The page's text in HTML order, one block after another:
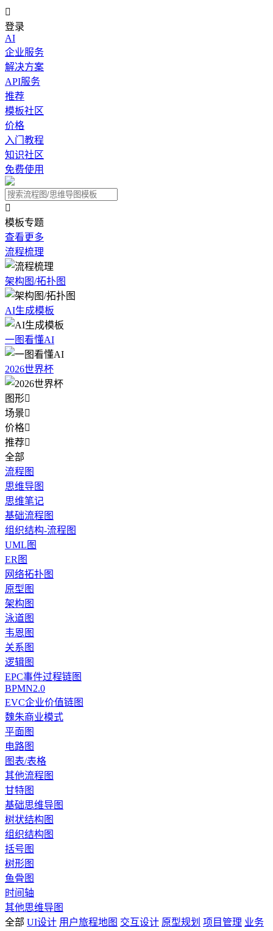

登录
AI
企业服务
解决方案
API服务
推荐
模板社区
价格
入门教程
知识社区
免费使用

模板专题
查看更多
流程梳理
架构图/拓扑图
AI生成模板
一图看懂AI
2026世界杯
图形
场景
价格
推荐
全部
流程图
思维导图
思维笔记
基础流程图
组织结构-流程图
UML图
ER图
网络拓扑图
原型图
架构图
泳道图
韦恩图
关系图
逻辑图
EPC事件过程链图
BPMN2.0
EVC企业价值链图
魏朱商业模式
平面图
电路图
图表/表格
其他流程图
甘特图
基础思维导图
树状结构图
组织结构图
括号图
树形图
鱼骨图
时间轴
其他思维导图
全部 UI设计 用户旅程地图 交互设计 原型规划 项目管理 业务